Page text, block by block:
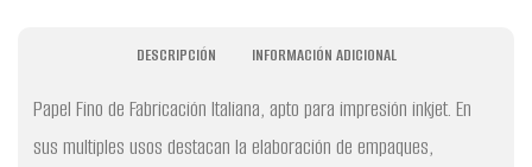
DESCRIPCIÓN INFORMACIÓN ADICIONAL
Papel Fino de Fabricación Italiana, apto para impresión inkjet. En
sus multiples usos destacan la elaboración de empaques,